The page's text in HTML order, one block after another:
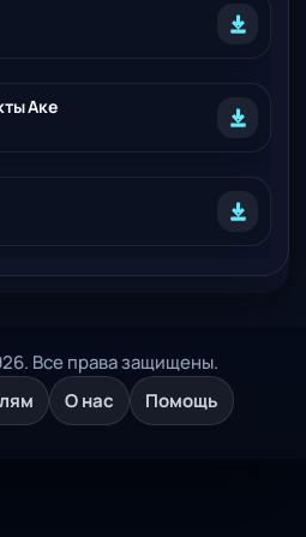
Аке
Все права защищены.
О нас Помощь